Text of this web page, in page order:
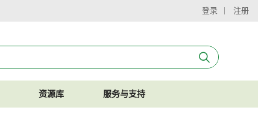
登录 注册
资源库 服务与支持